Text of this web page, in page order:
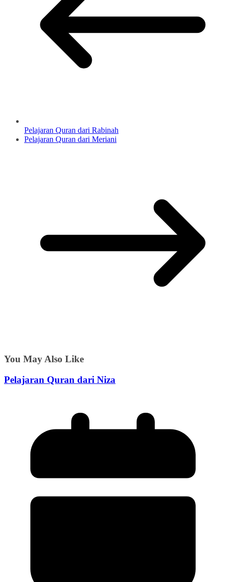
Pelajaran Quran dari Rabinah
Pelajaran Quran dari Meriani
You May Also Like
Pelajaran Quran dari Niza